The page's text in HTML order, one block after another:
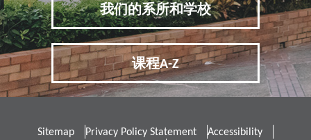
4 招生政策
本科组合学士课程 课程特色
身体有残障及疾病人士 双重学籍
我们的系所和学校
课程A-Z
Sitemap Privacy Policy Statement
Accessibility